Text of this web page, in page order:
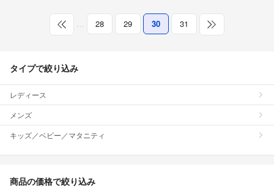
28 29 30 31
タイプで絞り込み
レディース
メンズ
キッズ／ベビー／マタニティ
商品の価格で絞り込み